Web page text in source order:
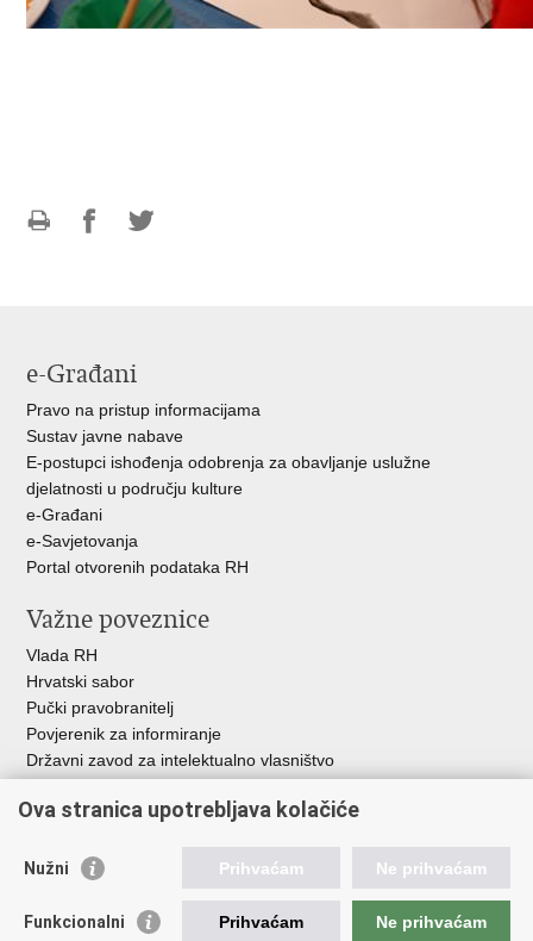
e-Građani
Pravo na pristup informacijama
Sustav javne nabave
E-postupci ishođenja odobrenja za obavljanje uslužne
djelatnosti u području kulture
e-Građani
e-Savjetovanja
Portal otvorenih podataka RH
Važne poveznice
Vlada RH
Hrvatski sabor
Pučki pravobranitelj
Povjerenik za informiranje
Državni zavod za intelektualno vlasništvo
HAKOM
Ostale poveznice
Hrvatski audiovizualni centar
Ova stranica upotrebljava kolačiće
Nužni Prihvaćam Ne prihvaćam
Funkcionalni Prihvaćam Ne prihvaćam